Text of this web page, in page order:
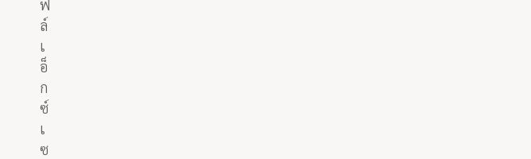
ฟ
ล์
เ
อ็
ก
ซ์
เ
ซ